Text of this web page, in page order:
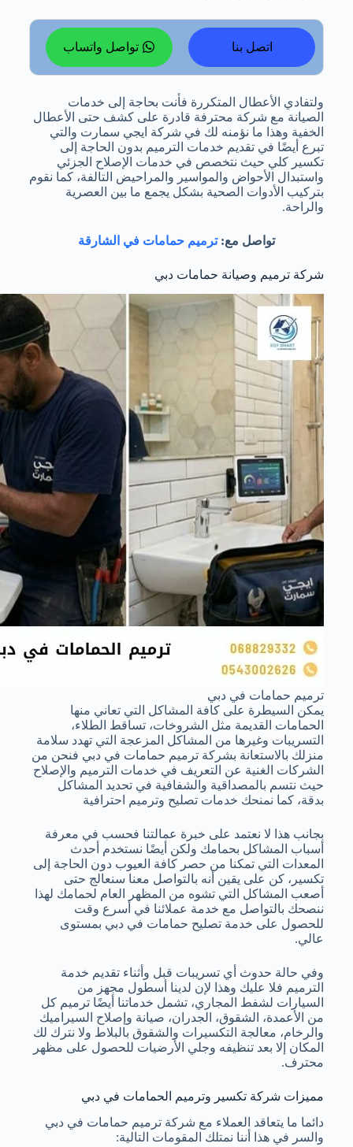
اتصل بنا تواصل واتساب
ولتفادي الأعطال المتكررة فأنت بحاجة إلى خدمات
الصيانة مع شركة محترفة قادرة على كشف حتى الأعطال
الخفية وهذا ما نؤمنه لك في شركة ايجي سمارت والتي
تبرع أيضًا في تقديم خدمات الترميم بدون الحاجة إلى
تكسير كلي حيث نتخصص في خدمات الإصلاح الجزئي
واستبدال الأحواض والمواسير والمراحيض التالفة، كما نقوم
بتركيب الأدوات الصحية بشكل يجمع ما بين العصرية
والراحة.
تواصل مع:ترميم حمامات في الشارقة
شركة ترميم وصيانة حمامات دبي
ترميم حمامات في دبي
يمكن السيطرة على كافة المشاكل التي تعاني منها
الحمامات القديمة مثل الشروخات، تساقط الطلاء،
التسريبات وغيرها من المشاكل المزعجة التي تهدد سلامة
منزلك بالاستعانة بشركة ترميم حمامات في دبي فنحن من
الشركات الغنية عن التعريف في خدمات الترميم والإصلاح
حيث نتسم بالمصداقية والشفافية في تحديد المشاكل
بدقة، كما نمنحك خدمات تصليح وترميم احترافية
بجانب هذا لا نعتمد على خبرة عمالتنا فحسب في معرفة
أسباب المشاكل بحمامك ولكن أيضًا نستخدم أحدث
المعدات التي تمكنا من حصر كافة العيوب دون الحاجة إلى
تكسير، كن على يقين أنه بالتواصل معنا سنعالج حتى
أصعب المشاكل التي تشوه من المظهر العام لحمامك لهذا
ننصحك بالتواصل مع خدمة عملائنا في أسرع وقت
للحصول على خدمة تصليح حمامات في دبي بمستوى
عالي.
وفي حالة حدوث أي تسريبات قبل وأثناء تقديم خدمة
الترميم فلا عليك وهذا لإن لدينا أسطول مجهز من
السيارات لشفط المجاري، تشمل خدماتنا أيضًا ترميم كل
من الأعمدة، الشقوق، الجدران، صيانة وإصلاح السيراميك
والرخام، معالجة التكسيرات والشقوق بالبلاط ولا نترك لك
المكان إلا بعد تنظيفه وجلي الأرضيات للحصول على مظهر
محترف.
مميزات شركة تكسير وترميم الحمامات في دبي
دائما ما يتعاقد العملاء مع شركة ترميم حمامات في دبي
والسر في هذا أننا نمتلك المقومات التالية: